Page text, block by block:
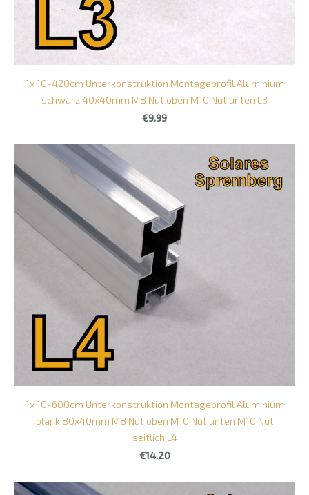
1x 10-420cm Unterkonstruktion Montageprofil Aluminium
schwarz 40x40mm M8 Nut oben M10 Nut unten L3
€9.99
1x 10-600cm Unterkonstruktion Montageprofil Aluminium
blank 80x40mm M8 Nut oben M10 Nut unten M10 Nut
seitlich L4
€14.20